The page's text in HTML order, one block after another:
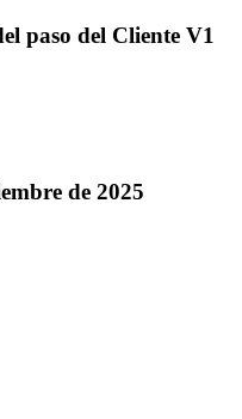
paso del Cliente V1
de 2025